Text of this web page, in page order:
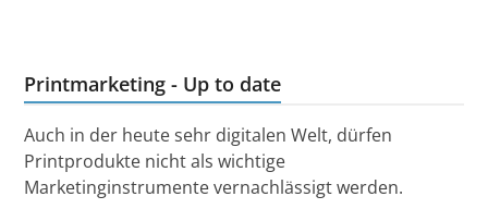
Printmarketing - Up to date
Auch in der heute sehr digitalen Welt, dürfen
Printprodukte nicht als wichtige
Marketinginstrumente vernachlässigt werden.